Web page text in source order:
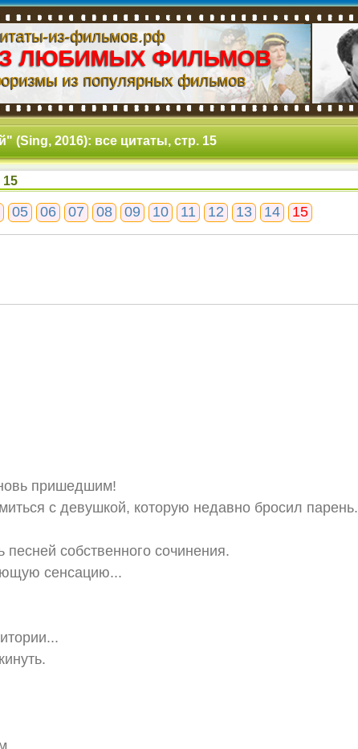
из-фильмов.рф
ЛЮБИМЫХ ФИЛЬМОВ
из популярных фильмов
(Sing, 2016): все цитаты, стр. 15
15
05 06 07 08 09 10 11 12 13 14 15
пришедшим!
с девушкой, которую недавно бросил парень.
песней собственного сочинения.
сенсацию...